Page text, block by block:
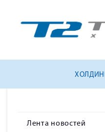
Лента новостей